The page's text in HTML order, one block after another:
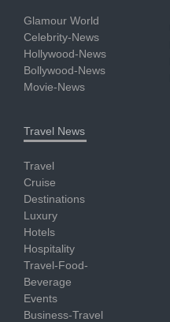
Glamour World
Celebrity-News
Hollywood-News
Bollywood-News
Movie-News
Travel News
Travel
Cruise
Destinations
Luxury
Hotels
Hospitality
Travel-Food-
Beverage
Events
Business-Travel